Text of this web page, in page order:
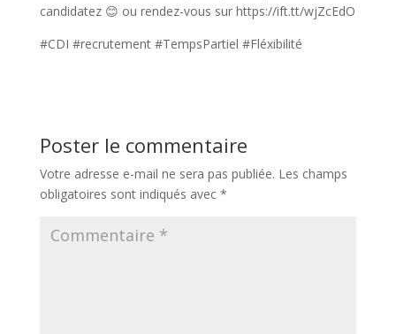
candidatez 😊 ou rendez-vous sur https://ift.tt/wjZcEdO
#CDI #recrutement #TempsPartiel #Fléxibilité
Poster le commentaire
Votre adresse e-mail ne sera pas publiée. Les champs
obligatoires sont indiqués avec *